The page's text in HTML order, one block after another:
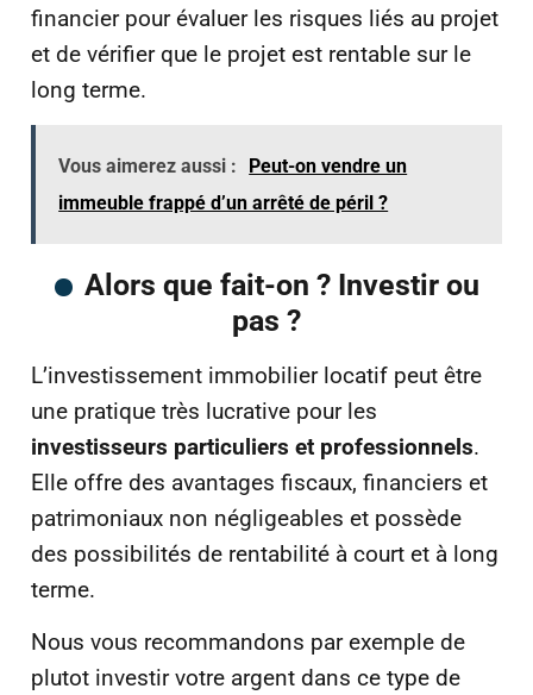
financier pour évaluer les risques liés au projet
et de vérifier que le projet est rentable sur le
long terme.
Vous aimerez aussi :
Peut-on vendre un
immeuble frappé d’un arrêté de péril ?
Alors que fait-on ? Investir ou
pas ?
L’investissement immobilier locatif peut être
une pratique très lucrative pour les
investisseurs particuliers et professionnels.
Elle offre des avantages fiscaux, financiers et
patrimoniaux non négligeables et possède
des possibilités de rentabilité à court et à long
terme.
Nous vous recommandons par exemple de
plutot investir votre argent dans ce type de